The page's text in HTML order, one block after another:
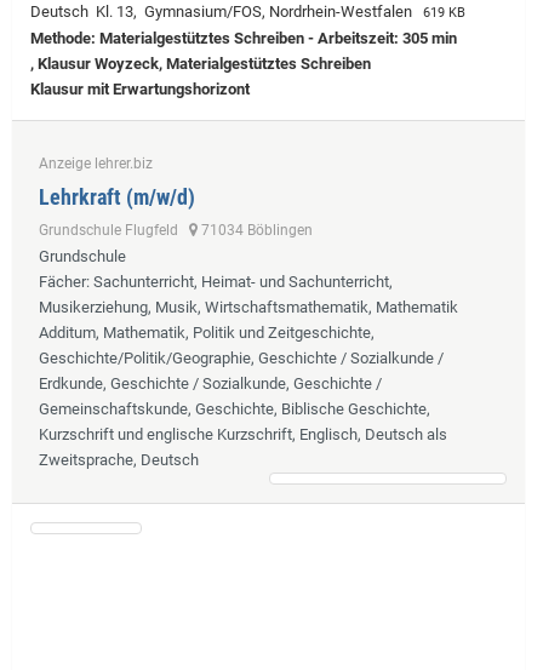
Deutsch Kl. 13, Gymnasium/FOS, Nordrhein-Westfalen 619 KB
Methode: Materialgestütztes Schreiben - Arbeitszeit: 305 min
, Klausur Woyzeck, Materialgestütztes Schreiben
Klausur mit Erwartungshorizont
Anzeige lehrer.biz
Lehrkraft (m/w/d)
Grundschule Flugfeld 71034 Böblingen
Grundschule
Fächer: Sachunterricht, Heimat- und Sachunterricht,
Musikerziehung, Musik, Wirtschaftsmathematik, Mathematik
Additum, Mathematik, Politik und Zeitgeschichte,
Geschichte/Politik/Geographie, Geschichte / Sozialkunde /
Erdkunde, Geschichte / Sozialkunde, Geschichte /
Gemeinschaftskunde, Geschichte, Biblische Geschichte,
Kurzschrift und englische Kurzschrift, Englisch, Deutsch als
Zweitsprache, Deutsch